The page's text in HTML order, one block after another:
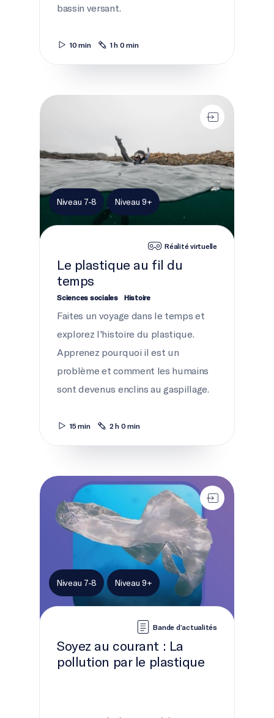
bassin versant.
10 min 1 h 0 min
Le plastique au fil du temps
Niveau 7-8 Niveau 9+
Réalité virtuelle
Le plastique au fil du
temps
Sciences sociales Histoire
Faites un voyage dans le temps et
explorez l'histoire du plastique.
Apprenez pourquoi il est un
problème et comment les humains
sont devenus enclins au gaspillage.
15 min 2 h 0 min
Soyez au courant&nbsp;: La pollution par le
Niveau 7-8 Niveau 9+
Bande d’actualités
Soyez au courant : La
pollution par le plastique